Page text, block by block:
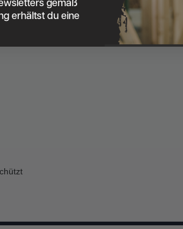
erhältst du eine